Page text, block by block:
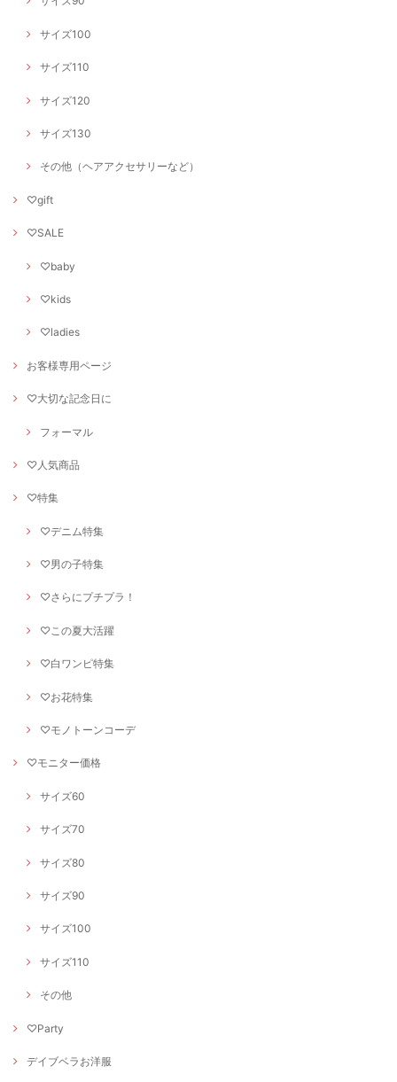
サイズ100
サイズ110
サイズ120
サイズ130
その他（ヘアアクセサリーなど）
♡gift
♡SALE
♡baby
♡kids
♡ladies
お客様専用ページ
♡大切な記念日に
フォーマル
♡人気商品
♡特集
♡デニム特集
♡男の子特集
♡さらにプチプラ！
♡この夏大活躍
♡白ワンピ特集
♡お花特集
♡モノトーンコーデ
♡モニター価格
サイズ60
サイズ70
サイズ80
サイズ90
サイズ100
サイズ110
その他
♡Party
デイブベラお洋服